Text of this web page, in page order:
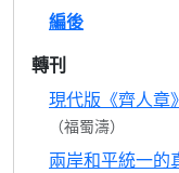
編後
轉刊
現代版《齊人章》
（福蜀濤）
兩岸和平統一的